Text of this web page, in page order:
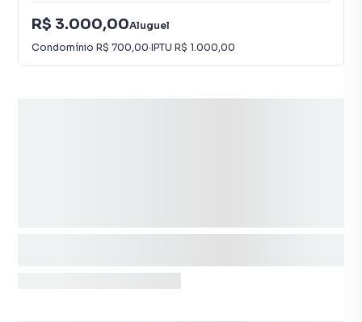
R$ 3.000,00Aluguel
Condomínio R$ 700,00·IPTU R$ 1.000,00